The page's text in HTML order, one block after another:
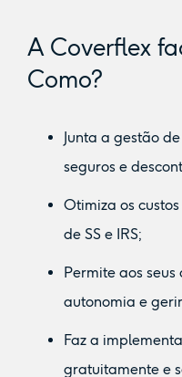
A Coverflex
Como?
Junta a gestão
seguros e
Otimiza os
de SS e IRS;
Permite aos
autonomia e
Faz a
gratuitamente e